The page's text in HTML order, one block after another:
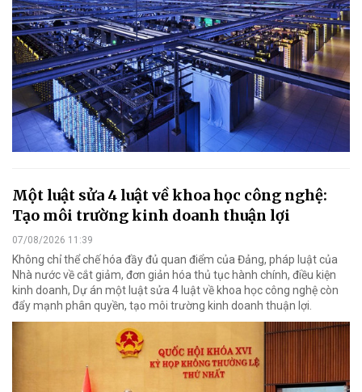
Một luật sửa 4 luật về khoa học công nghệ:
Tạo môi trường kinh doanh thuận lợi
07/08/2026 11:39
Không chỉ thể chế hóa đầy đủ quan điểm của Đảng, pháp luật của
Nhà nước về cắt giảm, đơn giản hóa thủ tục hành chính, điều kiện
kinh doanh, Dự án một luật sửa 4 luật về khoa học công nghệ còn
đẩy mạnh phân quyền, tạo môi trường kinh doanh thuận lợi.